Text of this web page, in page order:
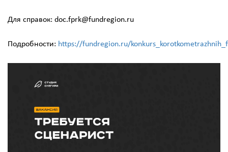
Для справок: doc.fprk@fundregion.ru
Подробности: https://fundregion.ru/